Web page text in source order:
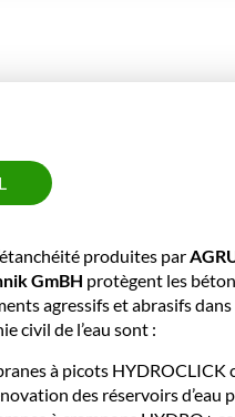
produites par
GmBH protègent les
agressifs et abrasifs dans
civil de l’eau sont :
à picots HYDROCLICK
des réservoirs d’eau